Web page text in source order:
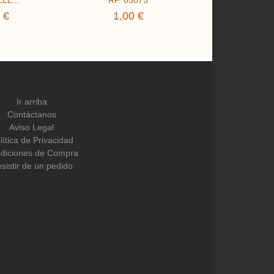
€ 1,00 €
Ir arriba
Contáctanos
Aviso Legal
de Privacidad
de Compra
de un pedido